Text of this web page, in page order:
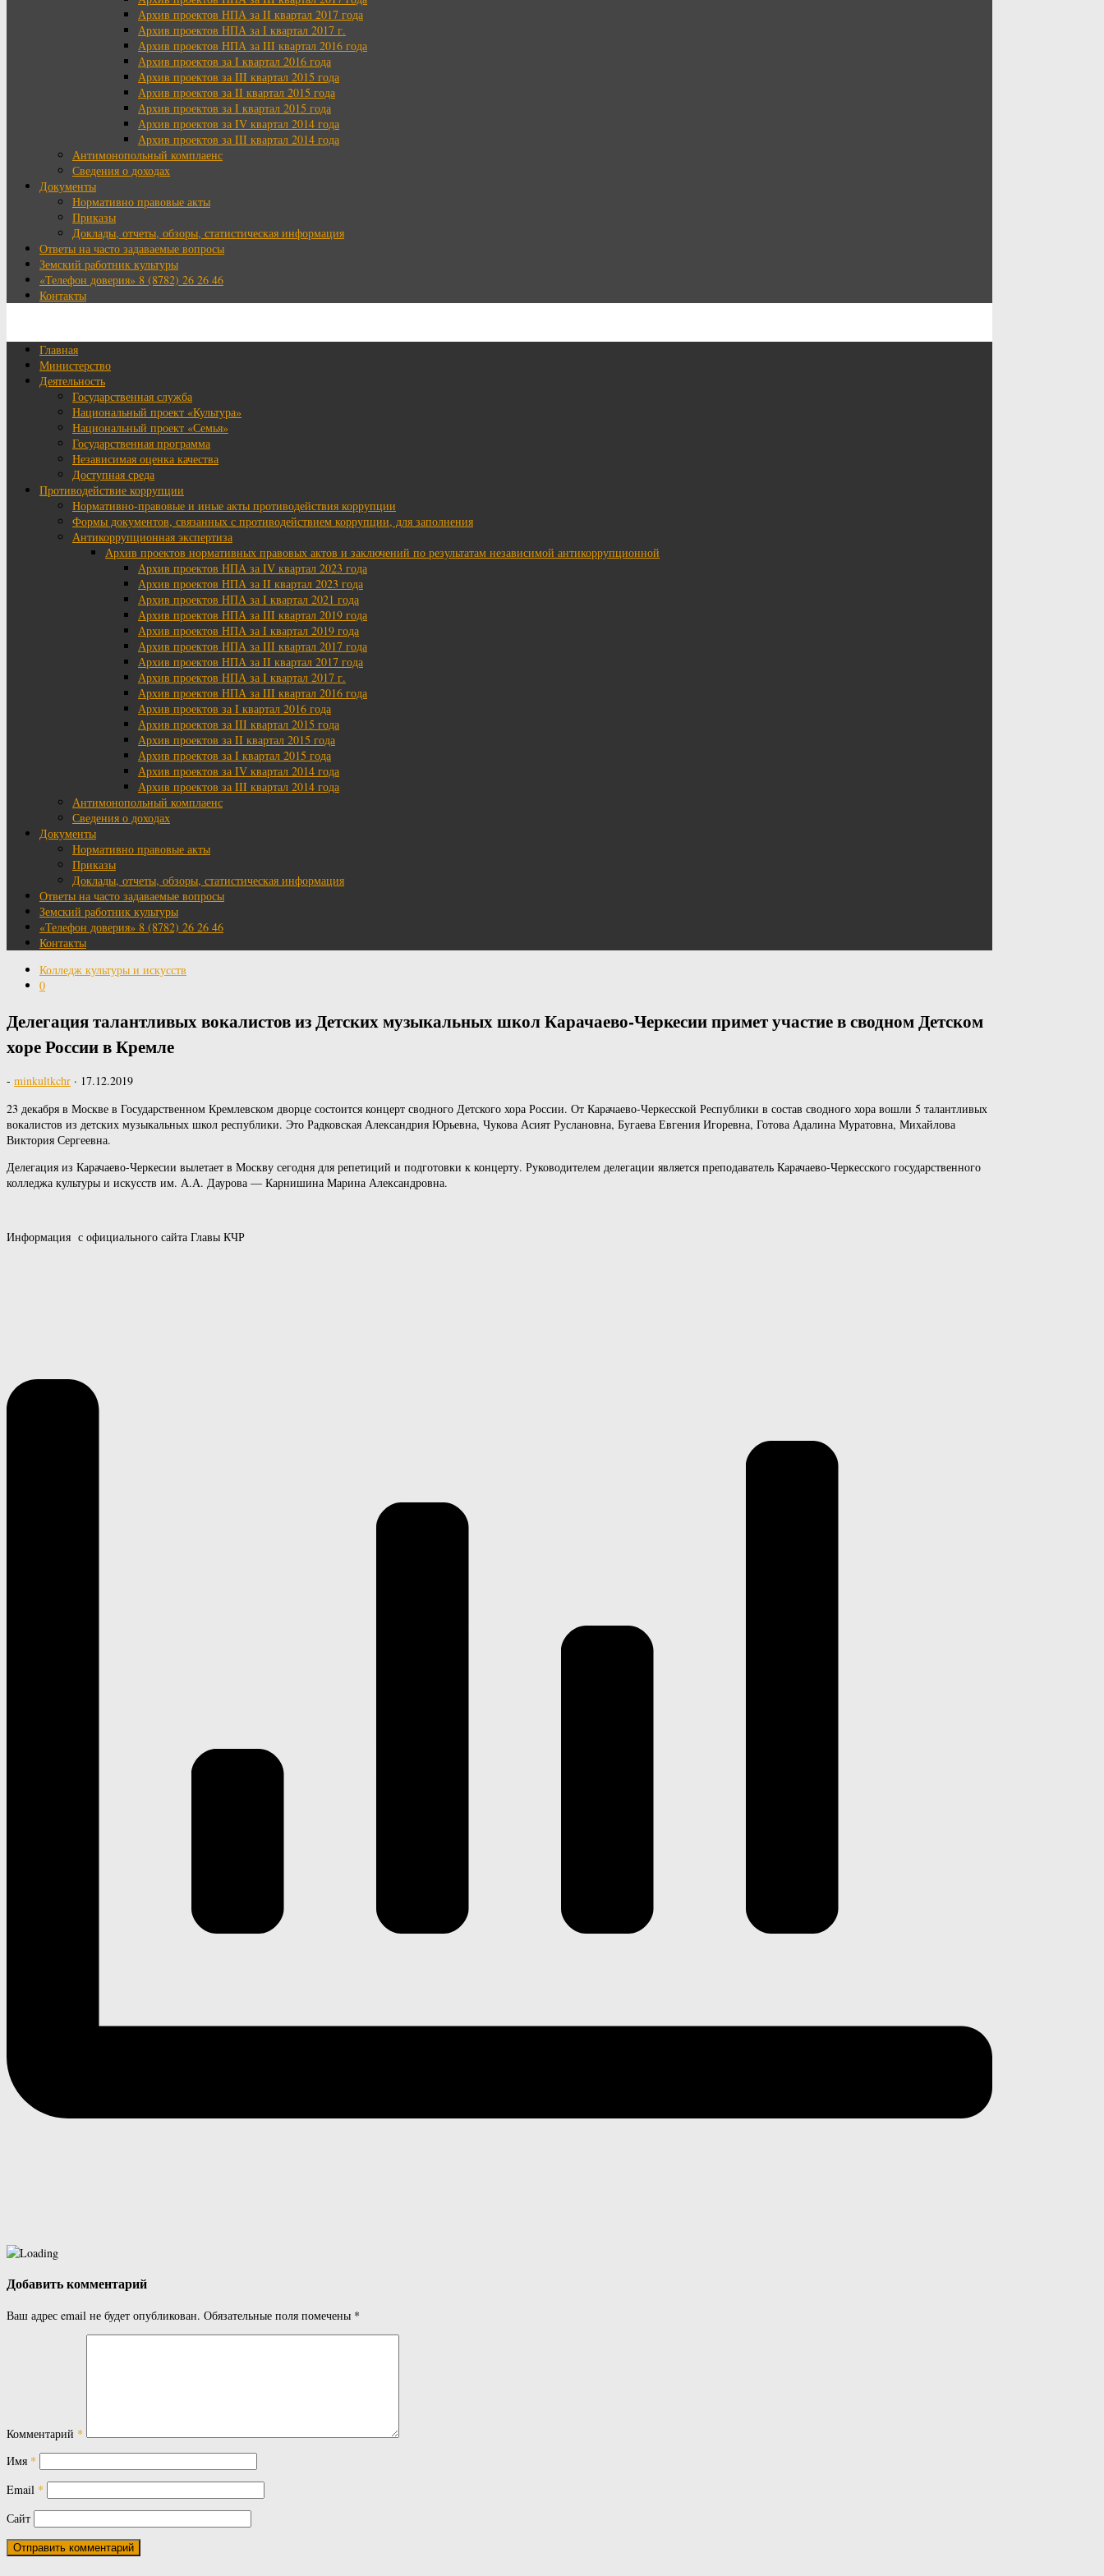
Архив проектов НПА за II квартал 2017 года
Архив проектов НПА за I квартал 2017 г.
Архив проектов НПА за III квартал 2016 года
Архив проектов за I квартал 2016 года
Архив проектов за III квартал 2015 года
Архив проектов за II квартал 2015 года
Архив проектов за I квартал 2015 года
Архив проектов за IV квартал 2014 года
Архив проектов за III квартал 2014 года
Антимонопольный комплаенс
Сведения о доходах
Документы
Нормативно правовые акты
Приказы
Доклады, отчеты, обзоры, статистическая информация
Ответы на часто задаваемые вопросы
Земский работник культуры
«Телефон доверия» 8 (8782) 26 26 46
Контакты
Главная
Министерство
Деятельность
Государственная служба
Национальный проект «Культура»
Национальный проект «Семья»
Государственная программа
Независимая оценка качества
Доступная среда
Противодействие коррупции
Нормативно-правовые и иные акты противодействия коррупции
Формы документов, связанных с противодействием коррупции, для заполнения
Антикоррупционная экспертиза
Архив проектов нормативных правовых актов и заключений по результатам независимой антикоррупционной
Архив проектов НПА за IV квартал 2023 года
Архив проектов НПА за II квартал 2023 года
Архив проектов НПА за I квартал 2021 года
Архив проектов НПА за III квартал 2019 года
Архив проектов НПА за I квартал 2019 года
Архив проектов НПА за III квартал 2017 года
Архив проектов НПА за II квартал 2017 года
Архив проектов НПА за I квартал 2017 г.
Архив проектов НПА за III квартал 2016 года
Архив проектов за I квартал 2016 года
Архив проектов за III квартал 2015 года
Архив проектов за II квартал 2015 года
Архив проектов за I квартал 2015 года
Архив проектов за IV квартал 2014 года
Архив проектов за III квартал 2014 года
Антимонопольный комплаенс
Сведения о доходах
Документы
Нормативно правовые акты
Приказы
Доклады, отчеты, обзоры, статистическая информация
Ответы на часто задаваемые вопросы
Земский работник культуры
«Телефон доверия» 8 (8782) 26 26 46
Контакты
Колледж культуры и искусств
0
Делегация талантливых вокалистов из Детских музыкальных школ Карачаево-Черкесии примет участие в сводном Детском
хоре России в Кремле
- minkultkchr · 17.12.2019
23 декабря в Москве в Государственном Кремлевском дворце состоится концерт сводного Детского хора России. От Карачаево-Черкесской Республики в состав сводного хора вошли 5 талантливых
вокалистов из детских музыкальных школ республики. Это Радковская Александрия Юрьевна, Чукова Асият Руслановна, Бугаева Евгения Игоревна, Готова Адалина Муратовна, Михайлова
Виктория Сергеевна.
Делегация из Карачаево-Черкесии вылетает в Москву сегодня для репетиций и подготовки к концерту. Руководителем делегации является преподаватель Карачаево-Черкесского государственного
колледжа культуры и искусств им. А.А. Даурова — Карнишина Марина Александровна.
Информация с официального сайта Главы КЧР
Добавить комментарий
Ваш адрес email не будет опубликован. Обязательные поля помечены *
Комментарий *
Имя *
Email *
Сайт